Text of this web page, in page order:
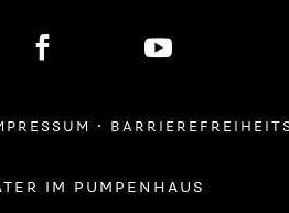
 
·
im pumpenhaus